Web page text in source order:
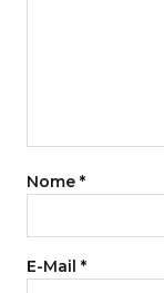
Nome *
E-Mail *